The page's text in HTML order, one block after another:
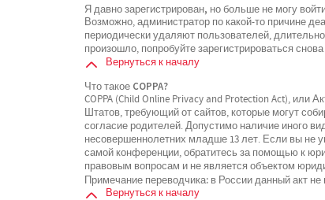
Я давно зарегистрирован, но больше не могу
Возможно, администратор по какой-то причине
периодически удаляют пользователей,
произошло, попробуйте зарегистрироваться
Вернуться к началу
Что такое COPPA?
COPPA (Child Online Privacy and Protection Act), или
Штатов, требующий от сайтов, которые могут
согласие родителей. Допустимо наличие иного
несовершеннолетних младше 13 лет. Если вы не
самой конференции, обратитесь за помощью к
правовым вопросам и не является объектом
Примечание переводчика: в России данный акт
Вернуться к началу